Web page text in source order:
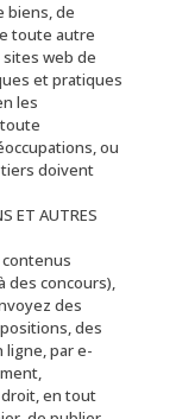
biens, de
toute autre
web de
et pratiques
les
ou
doivent
ET AUTRES
des concours),
des
des
ligne, par e-
droit, en tout